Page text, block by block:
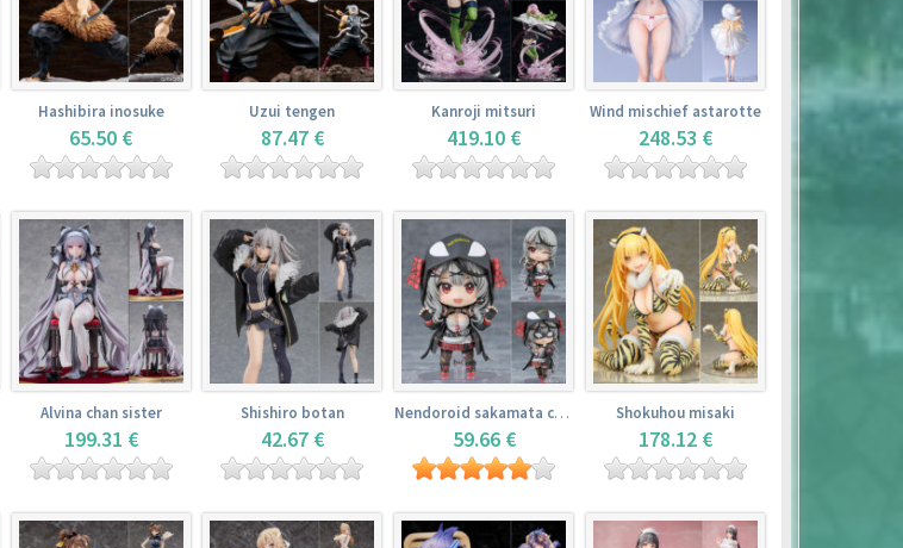
Hashibira inosuke
65.50 €
Uzui tengen
87.47 €
Kanroji mitsuri
419.10 €
Wind mischief astarotte
248.53 €
Alvina chan sister
199.31 €
Shishiro botan
42.67 €
Nendoroid sakamata chloe
59.66 €
Shokuhou misaki
178.12 €